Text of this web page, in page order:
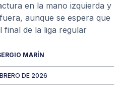
en la mano izquierda y
aunque se espera que
final de la liga regular
MARÍN
DE 2026